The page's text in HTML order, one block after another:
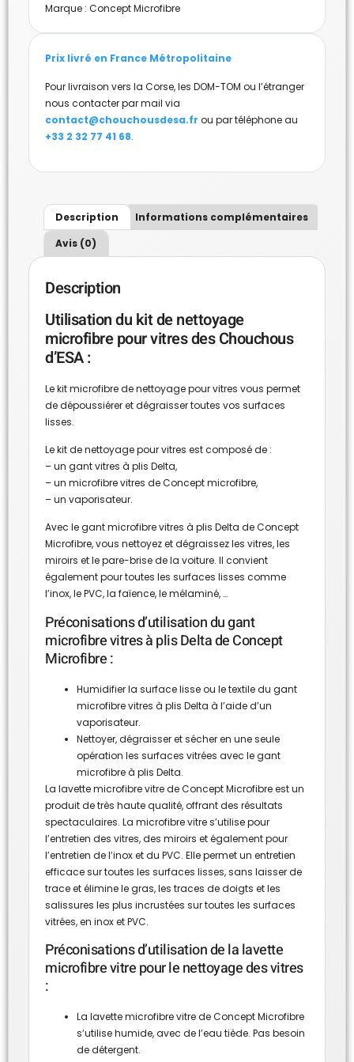
Marque : Concept Microfibre
Prix livré en France Métropolitaine
Pour livraison vers la Corse, les DOM-TOM ou l’étranger
nous contacter par mail via
contact@chouchousdesa.fr ou par téléphone au
+33 2 32 77 41 68.
Description
Informations complémentaires
Avis (0)
Description
Utilisation du kit de nettoyage
microfibre pour vitres des Chouchous
d’ESA :
Le kit microfibre de nettoyage pour vitres vous permet
de dépoussiérer et dégraisser toutes vos surfaces
lisses.
Le kit de nettoyage pour vitres est composé de :
– un gant vitres à plis Delta,
– un microfibre vitres de Concept microfibre,
– un vaporisateur.
Avec le gant microfibre vitres à plis Delta de Concept
Microfibre, vous nettoyez et dégraissez les vitres, les
miroirs et le pare-brise de la voiture. Il convient
également pour toutes les surfaces lisses comme
l’inox, le PVC, la faïence, le mélaminé, …
Préconisations d’utilisation du gant
microfibre vitres à plis Delta de Concept
Microfibre :
Humidifier la surface lisse ou le textile du gant
microfibre vitres à plis Delta à l’aide d’un
vaporisateur.
Nettoyer, dégraisser et sécher en une seule
opération les surfaces vitrées avec le gant
microfibre à plis Delta.
La lavette microfibre vitre de Concept Microfibre est un
produit de très haute qualité, offrant des résultats
spectaculaires. La microfibre vitre s’utilise pour
l’entretien des vitres, des miroirs et également pour
l’entretien de l’inox et du PVC. Elle permet un entretien
efficace sur toutes les surfaces lisses, sans laisser de
trace et élimine le gras, les traces de doigts et les
salissures les plus incrustées sur toutes les surfaces
vitrées, en inox et PVC.
Préconisations d’utilisation de la lavette
microfibre vitre pour le nettoyage des vitres
:
La lavette microfibre vitre de Concept Microfibre
s’utilise humide, avec de l’eau tiède. Pas besoin
de détergent.